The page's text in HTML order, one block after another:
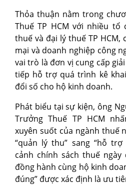
Thỏa thuận nằm trong
Thuế TP HCM với nhiều
thuế và đại lý thuế TP HCM,
mại và doanh nghiệp công
vai trò là đơn vị cung cấp
tiếp hỗ trợ quá trình kê
đổi số cho hộ kinh doanh.
Phát biểu tại sự kiện, ông
Trưởng Thuế TP HCM
xuyên suốt của ngành thuế
“quản lý thu” sang “hỗ
cảnh chính sách thuế ngày
đồng hành cùng hộ kinh
đúng” được xác định là ưu